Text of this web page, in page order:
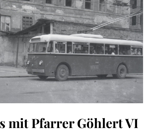
mit Pfarrer Göhlert VI